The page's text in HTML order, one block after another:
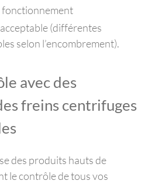
fonctionnement
(différentes
selon l’encombrement).
avec des
freins centrifuges
des produits hauts de
le contrôle de tous vos